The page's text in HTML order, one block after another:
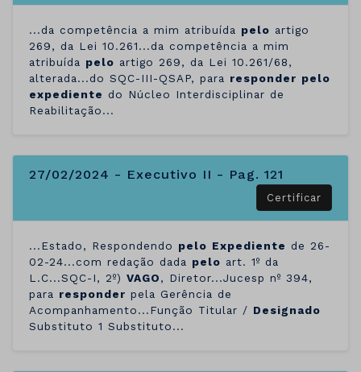
...da competência a mim atribuída pelo artigo
269, da Lei 10.261...da competência a mim
atribuída pelo artigo 269, da Lei 10.261/68,
alterada...do SQC-III-QSAP, para responder pelo
expediente do Núcleo Interdisciplinar de
Reabilitação...
27/02/2024 - Executivo II - Pag. 121
Certificar
...Estado, Respondendo pelo Expediente de 26-
02-24...com redação dada pelo art. 1º da
L.C...SQC-I, 2º) VAGO, Diretor...Jucesp nº 394,
para responder pela Gerência de
Acompanhamento...Função Titular / Designado
Substituto 1 Substituto...